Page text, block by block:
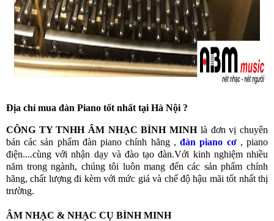
Địa chỉ mua đàn Piano tốt nhất tại Hà Nội ?
CÔNG TY TNHH ÂM NHẠC BÌNH MINHlà đơn vị chuyên
bán các sản phẩm đàn piano chính hãng ,đàn piano cơ , piano
điện....cùng với nhận dạy và đào tạo đàn.Với kinh nghiệm nhiều
năm trong ngành, chúng tôi luôn mang đến các sản phẩm chính
hãng, chất lượng đi kèm với mức giá và chế độ hậu mãi tốt nhất thị
trường.
ÂM NHẠC & NHẠC CỤ BÌNH MINH